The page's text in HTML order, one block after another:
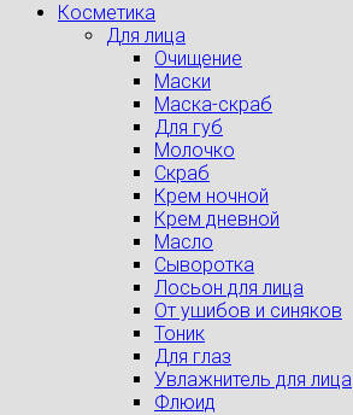
Косметика
Для лица
Очищение
Маски
Маска-скраб
Для губ
Молочко
Скраб
Крем ночной
Крем дневной
Масло
Сыворотка
Лосьон для лица
От ушибов и синяков
Тоник
Для глаз
Увлажнитель для лица
Флюид